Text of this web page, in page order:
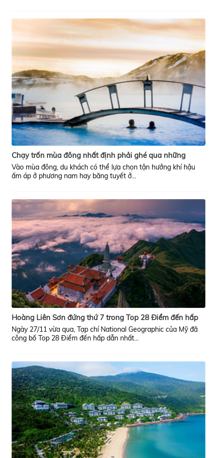
Chạy trốn mùa đông nhất định phải ghé qua những
thành phố này
Vào mùa đông, du khách có thể lựa chọn tận hưởng khí hậu
ấm áp ở phương nam hay băng tuyết ở...
Hoàng Liên Sơn đứng thứ 7 trong Top 28 Điểm đến hấp
dẫn nhất thế giới năm 2019
Ngày 27/11 vừa qua, Tạp chí National Geographic của Mỹ đã
công bố Top 28 Điểm đến hấp dẫn nhất...